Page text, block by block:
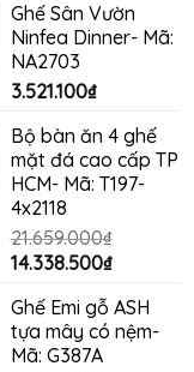
Ghế Sân Vườn
Ninfea Dinner- Mã:
NA2703
3.521.100₫
Bộ bàn ăn 4 ghế
mặt đá cao cấp TP
HCM- Mã: T197-
4x2118
21.659.000₫
Giá
là:
21.659.000₫.
14.338.500₫Giá
tại
là:
Ghế Emi gỗ ASH
tựa mây có nệm-
Mã: G387A